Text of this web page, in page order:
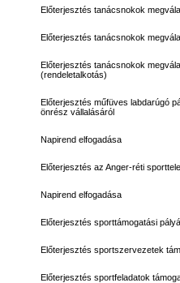
Előterjesztés tanácsnokok
Előterjesztés tanácsnokok
Előterjesztés tanácsnokok
(rendeletalkotás)
Előterjesztés műfüves labdarúgó
önrész vállalásáról
Napirend elfogadása
Előterjesztés az Anger-réti
Napirend elfogadása
Előterjesztés sporttámogatási
Előterjesztés sportszervezetek
Előterjesztés sportfeladatok